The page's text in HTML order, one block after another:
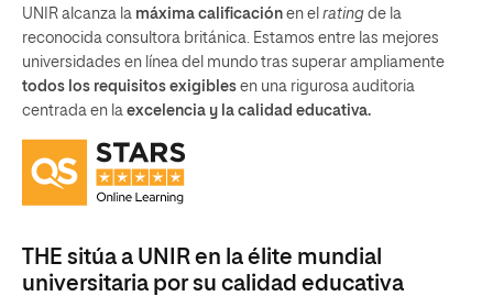
UNIR alcanza la máxima calificación en el rating de la
reconocida consultora británica. Estamos entre las mejores
universidades en línea del mundo tras superar ampliamente
todos los requisitos exigibles en una rigurosa auditoria
centrada en la excelencia y la calidad educativa.
THE sitúa a UNIR en la élite mundial
universitaria por su calidad educativa